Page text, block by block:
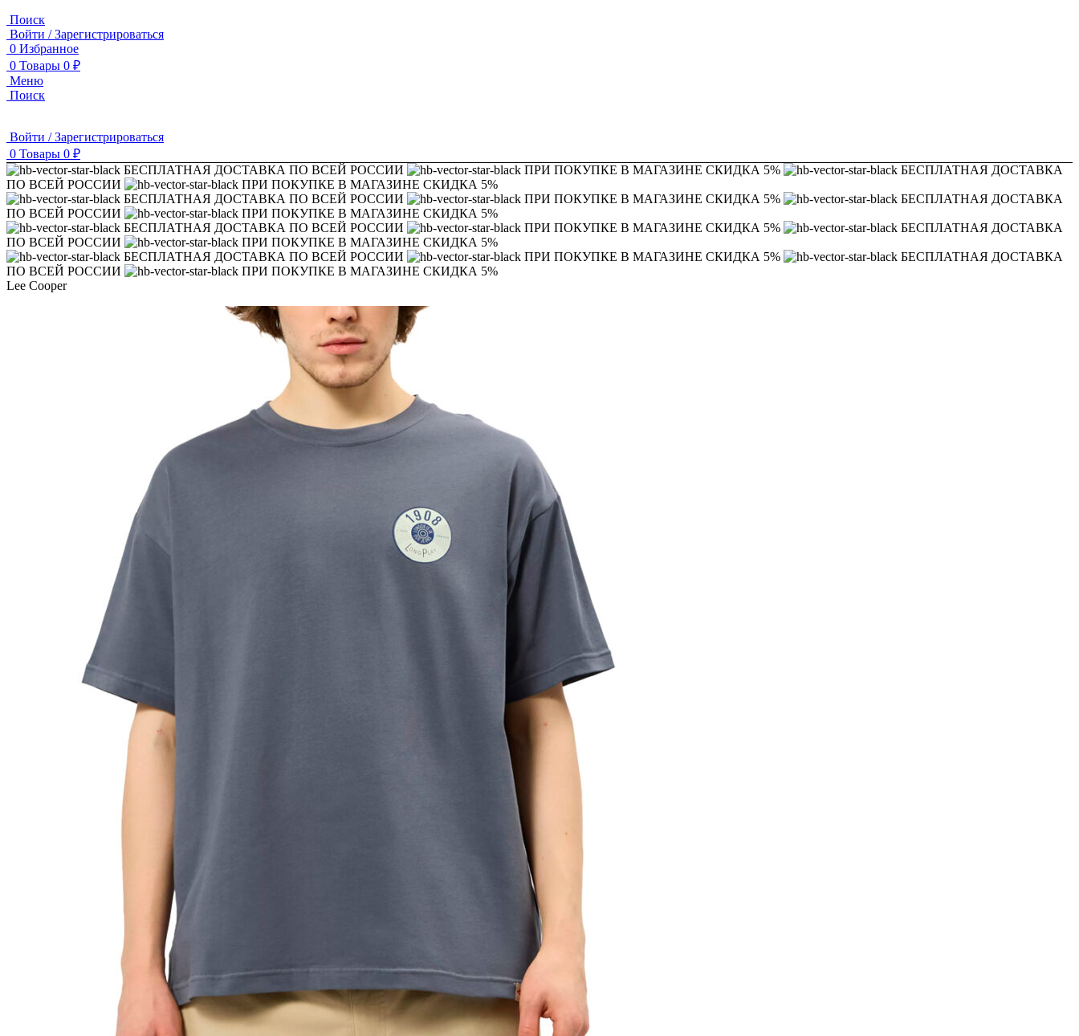
Поиск
Войти / Зарегистрироваться
0 Избранное
0 Товары 0 ₽
Меню
Поиск
Войти / Зарегистрироваться
0 Товары 0 ₽
БЕСПЛАТНАЯ ДОСТАВКА ПО ВСЕЙ РОССИИ
ПРИ ПОКУПКЕ В МАГАЗИНЕ СКИДКА 5%
БЕСПЛАТНАЯ ДОСТАВКА
ПО ВСЕЙ РОССИИ
ПРИ ПОКУПКЕ В МАГАЗИНЕ СКИДКА 5%
БЕСПЛАТНАЯ ДОСТАВКА ПО ВСЕЙ РОССИИ
ПРИ ПОКУПКЕ В МАГАЗИНЕ СКИДКА 5%
БЕСПЛАТНАЯ ДОСТАВКА
ПО ВСЕЙ РОССИИ
ПРИ ПОКУПКЕ В МАГАЗИНЕ СКИДКА 5%
БЕСПЛАТНАЯ ДОСТАВКА ПО ВСЕЙ РОССИИ
ПРИ ПОКУПКЕ В МАГАЗИНЕ СКИДКА 5%
БЕСПЛАТНАЯ ДОСТАВКА
ПО ВСЕЙ РОССИИ
ПРИ ПОКУПКЕ В МАГАЗИНЕ СКИДКА 5%
БЕСПЛАТНАЯ ДОСТАВКА ПО ВСЕЙ РОССИИ
ПРИ ПОКУПКЕ В МАГАЗИНЕ СКИДКА 5%
БЕСПЛАТНАЯ ДОСТАВКА
ПО ВСЕЙ РОССИИ
ПРИ ПОКУПКЕ В МАГАЗИНЕ СКИДКА 5%
Lee Cooper